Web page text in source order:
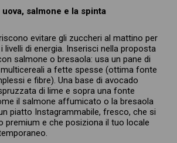
salmone e la spinta
evitare gli zuccheri al mattino per
livelli di energia. Inserisci nella proposta
salmone o bresaola: usa un pane di
a fette spesse (ottima fonte
e fibre). Una base di avocado
di lime e sopra una fonte
il salmone affumicato o la bresaola
piatto Instagrammabile, fresco, che si
premium e che posiziona il tuo locale